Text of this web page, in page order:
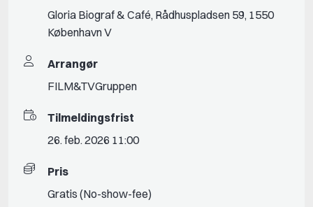
Gloria Biograf & Café, Rådhuspladsen 59, 1550
København V
Arrangør
FILM&TVGruppen
Tilmeldingsfrist
26. feb. 2026 11:00
Pris
Gratis (No-show-fee)